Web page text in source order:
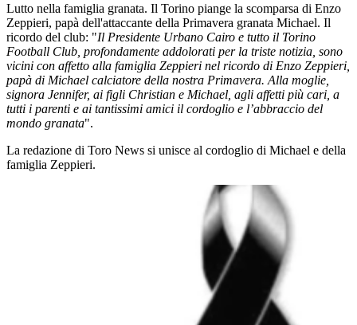
Lutto nella famiglia granata. Il Torino piange la scomparsa di Enzo
Zeppieri, papà dell'attaccante della Primavera granata Michael. Il
ricordo del club: "Il Presidente Urbano Cairo e tutto il Torino
Football Club, profondamente addolorati per la triste notizia, sono
vicini con affetto alla famiglia Zeppieri nel ricordo di Enzo Zeppieri,
papà di Michael calciatore della nostra Primavera. Alla moglie,
signora Jennifer, ai figli Christian e Michael, agli affetti più cari, a
tutti i parenti e ai tantissimi amici il cordoglio e l’abbraccio del
mondo granata".
La redazione di Toro News si unisce al cordoglio di Michael e della
famiglia Zeppieri.